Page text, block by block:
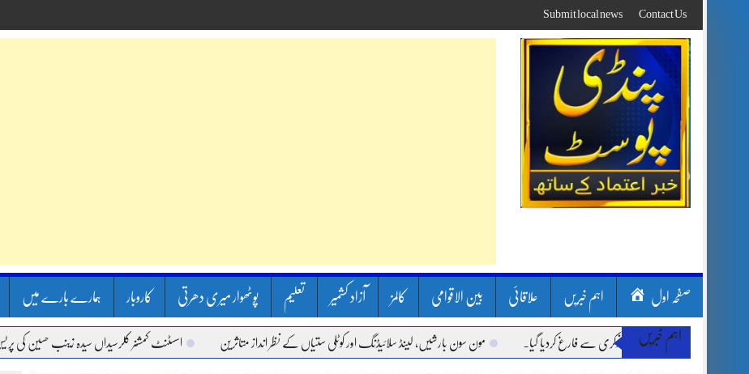
to
content
Contact Us
Submit local news
صفحہ اول اہم خبریں علاقائی بین الاقوامی کالمز آزاد کشمیر تعلیم پوٹھوار میری دھرتی کاروبار ہمارے بارے میں
اہم خبریں مون سون بارشیں، لینڈ سلائیڈنگ اور کوٹلی ستیاں کے نظر انداز متاثرین اسسٹنٹ کمشنر کلرسیداں سیدہ زینب حسین کی پریس کانفرنس